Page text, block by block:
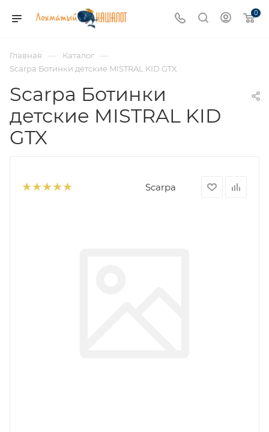
0
Главная — Каталог —
Scarpa Ботинки детские MISTRAL KID GTX
Scarpa Ботинки
детские MISTRAL KID
GTX
Scarpa